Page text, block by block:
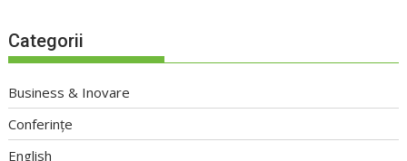
Categorii
Business & Inovare
Conferințe
English